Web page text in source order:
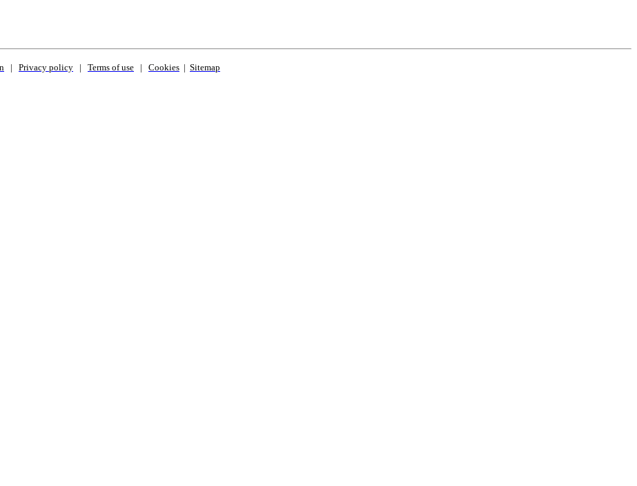
| Privacy policy | Terms of use | Cookies | Sitemap